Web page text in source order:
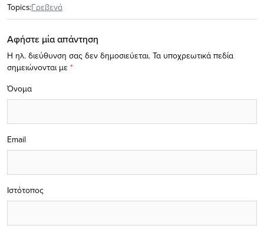
Topics:Γρεβενά
Αφήστε μία απάντηση
Η ηλ. διεύθυνση σας δεν δημοσιεύεται. Τα υποχρεωτικά πεδία
σημειώνονται με *
Όνομα
Email
Ιστότοπος